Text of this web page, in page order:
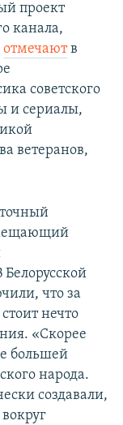
проект
канала,
отмечаютв
советского
и сериалы,
ветеранов,
что за
нечто
«Скорее
большей
народа.
создавали,